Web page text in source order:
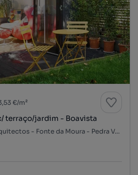
€/m²
terraço/jardim - Boavista
Cooperativa dos Arquitectos - Fonte da Moura - Pedra Verde, Aldoar, Foz do Douro e Nevogilde, Porto, Porto